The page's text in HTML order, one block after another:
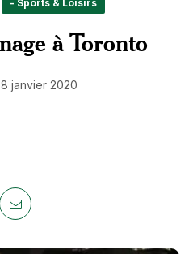
- Sports & Loisirs
à Toronto
8 janvier 2020